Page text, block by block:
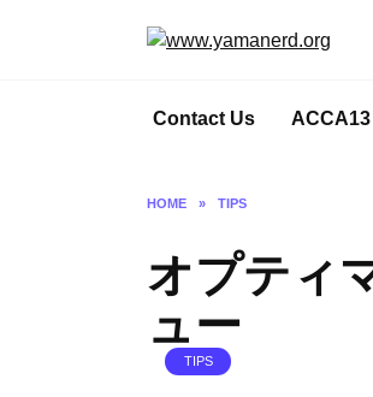
Contact Us ACCA13
HOME » TIPS
オプティ
ュー
TIPS